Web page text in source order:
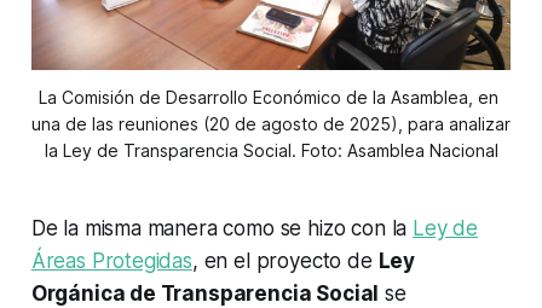
La Comisión de Desarrollo Económico de la Asamblea, en
una de las reuniones (20 de agosto de 2025), para analizar
la Ley de Transparencia Social. Foto: Asamblea Nacional
De la misma manera como se hizo con la Ley de
Áreas Protegidas, en el proyecto de Ley
Orgánica de Transparencia Social se